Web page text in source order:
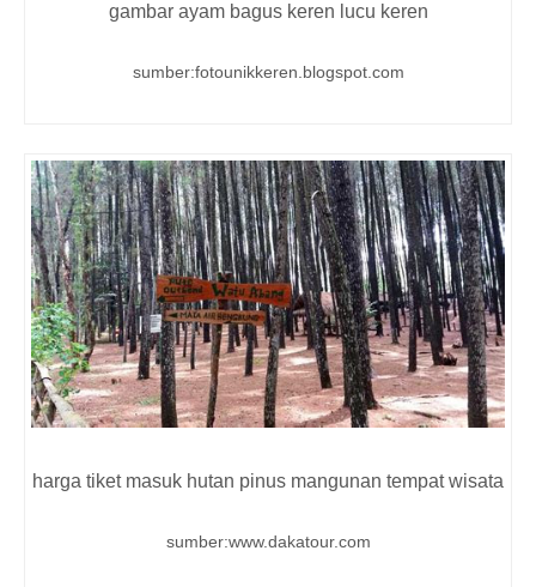
gambar ayam bagus keren lucu keren
sumber:fotounikkeren.blogspot.com
harga tiket masuk hutan pinus mangunan tempat wisata
sumber:www.dakatour.com